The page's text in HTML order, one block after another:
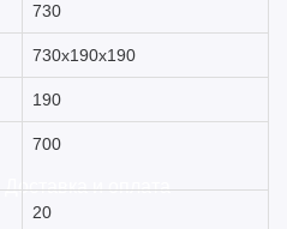
Доставка и оплата
730
730х190х190
190
700
20